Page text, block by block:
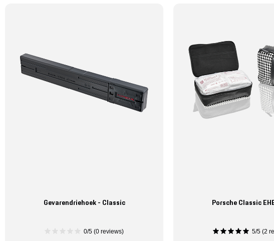
Gevarendriehoek - Classic
0/5 (0 reviews)
Porsche Classic
5/5 (2